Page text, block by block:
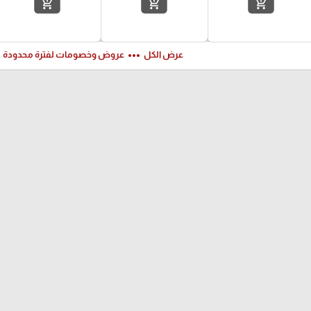
add_shopping_cart
add_shopping_cart
add_shopping_cart
عرض الكل more_horiz عروض وخصومات لفترة محدودة